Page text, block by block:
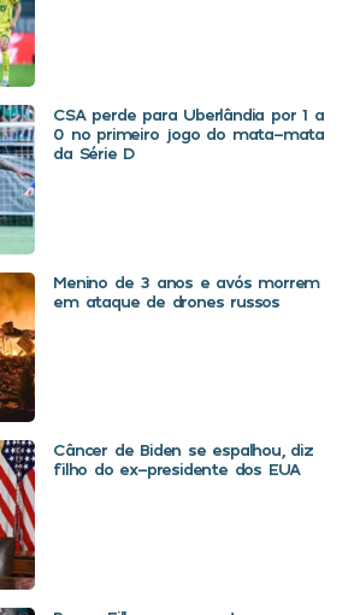
CSA perde para Uberlândia por 1 a
0 no primeiro jogo do mata-mata
da Série D
Menino de 3 anos e avós morrem
em ataque de drones russos
Câncer de Biden se espalhou, diz
filho do ex-presidente dos EUA